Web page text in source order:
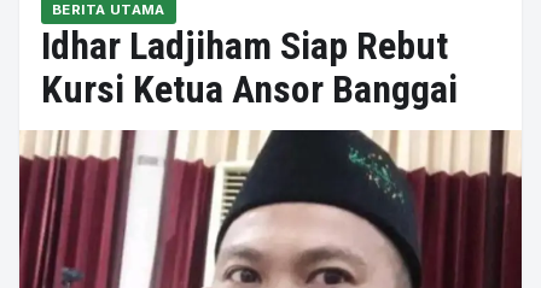
BERITA UTAMA
Idhar Ladjiham Siap Rebut
Kursi Ketua Ansor Banggai